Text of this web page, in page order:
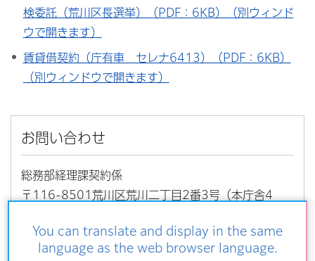
You can translate and display in the same
language as the web browser language.
検委託（荒川区長選挙）（PDF：6KB）（別ウィンド
ウで開きます）
賃貸借契約（庁有車 セレナ6413）（PDF：6KB）
（別ウィンドウで開きます）
お問い合わせ
総務部経理課契約係
〒116-8501荒川区荒川二丁目2番3号（本庁舎4
電話番号：03-3802-3111（内線：2261、226
2、2263、2264）